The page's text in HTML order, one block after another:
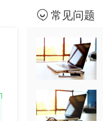
常见问题